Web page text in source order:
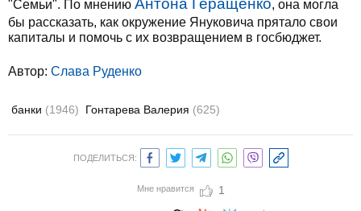
"Семьи". По мнению Антона Геращенко, она могла
бы рассказать, как окружение Януковича прятало свои
капиталы и помочь с их возвращением в госбюджет.
Автор: Слава Руденко
банки (1946) Гонтарева Валерия (625)
ПОДЕЛИТЬСЯ:
Мне нравится 1